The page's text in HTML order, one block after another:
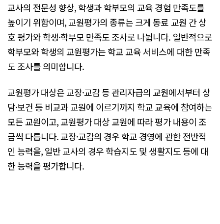
교사의 전문성 향상, 학생과 학부모의 교육 경험 만족도를
높이기 위함이며, 교원평가의 종류는 크게 동료 교원 간 상
호 평가와 학생·학부모 만족도 조사로 나뉩니다. 일반적으로
학부모와 학생의 교원평가는 학교 교육 서비스에 대한 만족
도 조사를 의미합니다.
교원평가 대상은 교장·교감 등 관리자급의 교원에서부터 상
담·보건 등 비교과 교원에 이르기까지 학교 교육에 참여하는
모든 교원이고, 교원평가 대상 교원에 따라 평가 내용이 조
금씩 다릅니다. 교장·교감의 경우 학교 경영에 관한 전반적
인 능력을, 일반 교사의 경우 학습지도 및 생활지도 등에 대
한 능력을 평가합니다.